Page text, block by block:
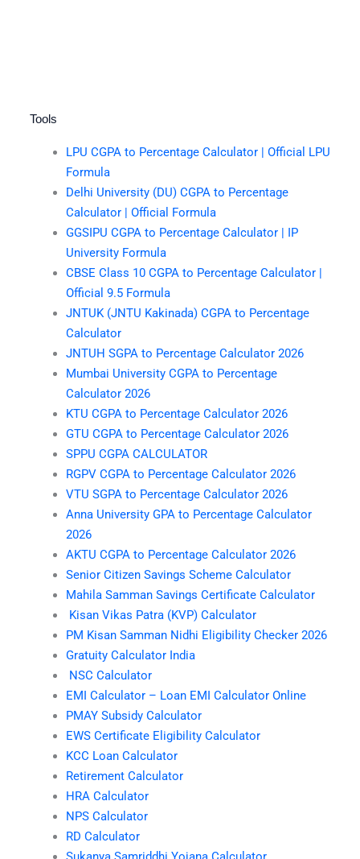
Tools
LPU CGPA to Percentage Calculator | Official LPU
Formula
Delhi University (DU) CGPA to Percentage
Calculator | Official Formula
GGSIPU CGPA to Percentage Calculator | IP
University Formula
CBSE Class 10 CGPA to Percentage Calculator |
Official 9.5 Formula
JNTUK (JNTU Kakinada) CGPA to Percentage
Calculator
JNTUH SGPA to Percentage Calculator 2026
Mumbai University CGPA to Percentage
Calculator 2026
KTU CGPA to Percentage Calculator 2026
GTU CGPA to Percentage Calculator 2026
SPPU CGPA CALCULATOR
RGPV CGPA to Percentage Calculator 2026
VTU SGPA to Percentage Calculator 2026
Anna University GPA to Percentage Calculator
2026
AKTU CGPA to Percentage Calculator 2026
Senior Citizen Savings Scheme Calculator
Mahila Samman Savings Certificate Calculator
Kisan Vikas Patra (KVP) Calculator
PM Kisan Samman Nidhi Eligibility Checker 2026
Gratuity Calculator India
NSC Calculator
EMI Calculator – Loan EMI Calculator Online
PMAY Subsidy Calculator
EWS Certificate Eligibility Calculator
KCC Loan Calculator
Retirement Calculator
HRA Calculator
NPS Calculator
RD Calculator